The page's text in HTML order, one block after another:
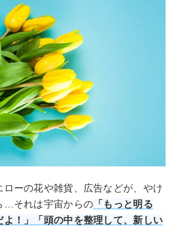
ーの花や雑貨、広告などが、やけ
…それは宇宙からの 「もっと明る
よ！」「頭の中を整理して、新しい